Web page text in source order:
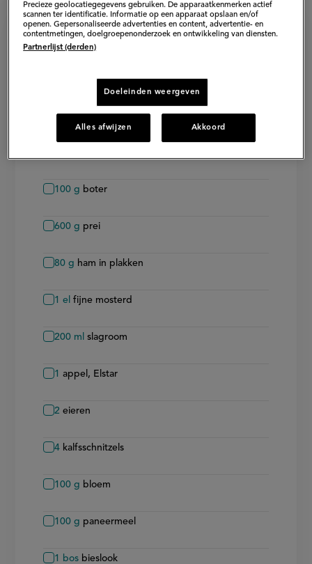
Ingrediënten voor gestoofde
personen
verwijderen
toevoegen
Gestoofde prei met schnitzel
100 g boter
600 g prei
80 g ham in plakken
1 el fijne mosterd
200 ml slagroom
1 appel, Elstar
2 eieren
4 kalfsschnitzels
100 g bloem
100 g paneermeel
1 bos bieslook
Precieze geolocatiegegevens gebruiken. De apparaatkenmerken actief
scannen ter identificatie. Informatie op een apparaat opslaan en/of
openen. Gepersonaliseerde advertenties en content, advertentie- en
contentmetingen, doelgroepenonderzoek en ontwikkeling van diensten.
Partnerlijst (derden)
Doeleinden weergeven
Alles afwijzen Akkoord